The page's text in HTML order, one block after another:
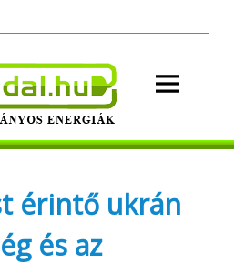
energiák.
érintő ukrán
és az